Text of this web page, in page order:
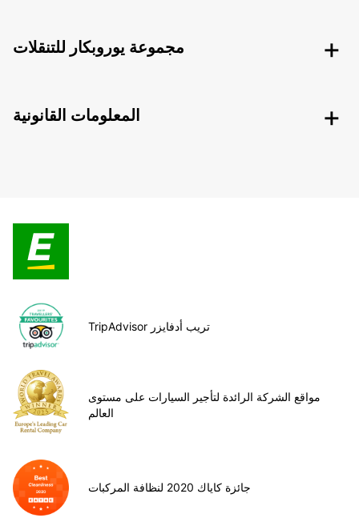
مجموعة يوروبكار للتنقلات
المعلومات القانونية
TripAdvisor تريب أدفايزر
مواقع الشركة الرائدة لتأجير السيارات على مستوى
العالم
جائزة كاياك 2020 لنظافة المركبات